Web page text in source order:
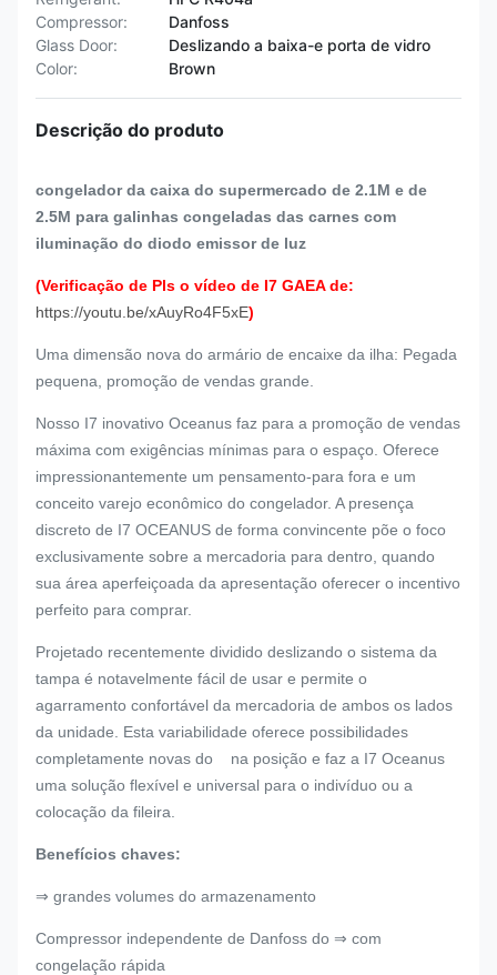
Compressor:
Danfoss
Glass Door:
Deslizando a baixa-e porta de vidro
Color:
Brown
Descrição do produto
congelador da caixa do supermercado de 2.1M e de
2.5M para galinhas congeladas das carnes com
iluminação do diodo emissor de luz
(Verificação de Pls o vídeo de I7 GAEA de:
https://youtu.be/xAuyRo4F5xE)
Uma dimensão nova do armário de encaixe da ilha: Pegada
pequena, promoção de vendas grande.
Nosso I7 inovativo Oceanus faz para a promoção de vendas
máxima com exigências mínimas para o espaço. Oferece
impressionantemente um pensamento-para fora e um
conceito varejo econômico do congelador. A presença
discreto de I7 OCEANUS de forma convincente põe o foco
exclusivamente sobre a mercadoria para dentro, quando
sua área aperfeiçoada da apresentação oferecer o incentivo
perfeito para comprar.
Projetado recentemente dividido deslizando o sistema da
tampa é notavelmente fácil de usar e permite o
agarramento confortável da mercadoria de ambos os lados
da unidade. Esta variabilidade oferece possibilidades
completamente novas do na posição e faz a I7 Oceanus
uma solução flexível e universal para o indivíduo ou a
colocação da fileira.
Benefícios chaves:
⇒ grandes volumes do armazenamento
Compressor independente de Danfoss do ⇒ com
congelação rápida